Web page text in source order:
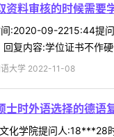
料审核的时候需要
:2020-09-2215:44提问
复内容:学位证书不作
大学 2022-11-08
士时外语选择的德语
化学院提问人